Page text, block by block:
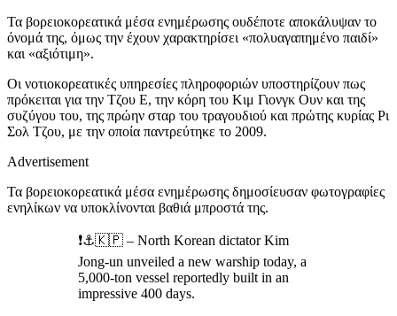
Τα βορειοκορεατικά μέσα ενημέρωσης ουδέποτε αποκάλυψαν το
όνομά της, όμως την έχουν χαρακτηρίσει «πολυαγαπημένο παιδί»
και «αξιότιμη».
Οι νοτιοκορεατικές υπηρεσίες πληροφοριών υποστηρίζουν πως
πρόκειται για την Τζου Ε, την κόρη του Κιμ Γιονγκ Ουν και της
συζύγου του, της πρώην σταρ του τραγουδιού και πρώτης κυρίας Ρι
Σολ Τζου, με την οποία παντρεύτηκε το 2009.
Advertisement
Τα βορειοκορεατικά μέσα ενημέρωσης δημοσίευσαν φωτογραφίες
ενηλίκων να υποκλίνονται βαθιά μπροστά της.
❗️⚓️🇰🇵 – North Korean dictator Kim
Jong-un unveiled a new warship today, a
5,000-ton vessel reportedly built in an
impressive 400 days.